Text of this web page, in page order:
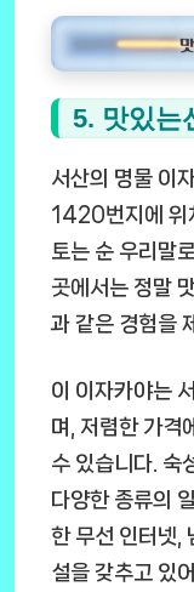
5. 맛있는
서산의 명물 이
1420번지에 위
토는 순 우리말
곳에서는 정말
과 같은 경험을
이 이자카야는
며, 저렴한 가격
수 있습니다. 숙
다양한 종류의
한 무선 인터넷,
설을 갖추고 있